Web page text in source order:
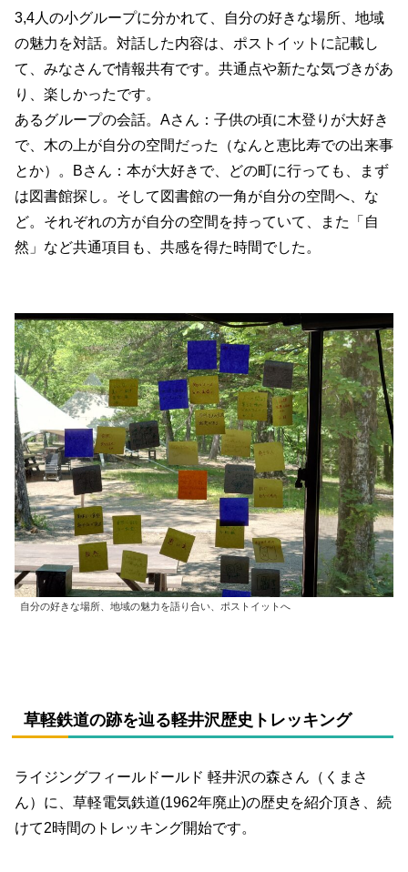
3,4人の小グループに分かれて、自分の好きな場所、地域
の魅力を対話。対話した内容は、ポストイットに記載し
て、みなさんで情報共有です。共通点や新たな気づきがあ
り、楽しかったです。
あるグループの会話。Aさん：子供の頃に木登りが大好き
で、木の上が自分の空間だった（なんと恵比寿での出来事
とか）。Bさん：本が大好きで、どの町に行っても、まず
は図書館探し。そして図書館の一角が自分の空間へ、な
ど。それぞれの方が自分の空間を持っていて、また「自
然」など共通項目も、共感を得た時間でした。
自分の好きな場所、地域の魅力を語り合い、ポストイットへ
草軽鉄道の跡を辿る軽井沢歴史トレッキング
ライジングフィールドールド 軽井沢の森さん（くまさ
ん）に、草軽電気鉄道(1962年廃止)の歴史を紹介頂き、続
けて2時間のトレッキング開始です。